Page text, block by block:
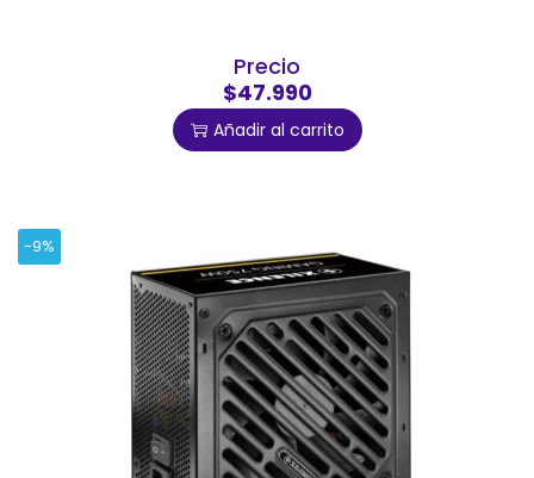
Precio
$47.990
Añadir al carrito
-9%